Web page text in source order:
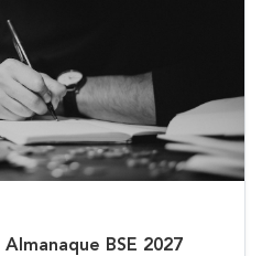
BSE 2027